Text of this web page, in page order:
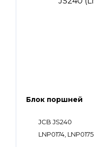
Блок поршней
JCB JS240
LNP0174, LNP0175